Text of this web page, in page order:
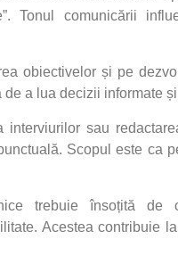
Tonul comunicării
obiectivelor și pe
a lua decizii informate
interviurilor sau
Scopul este ca
trebuie însoțită de
Acestea contribuie